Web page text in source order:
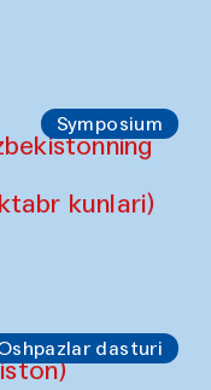
Symposium
kunlari)
dasturi